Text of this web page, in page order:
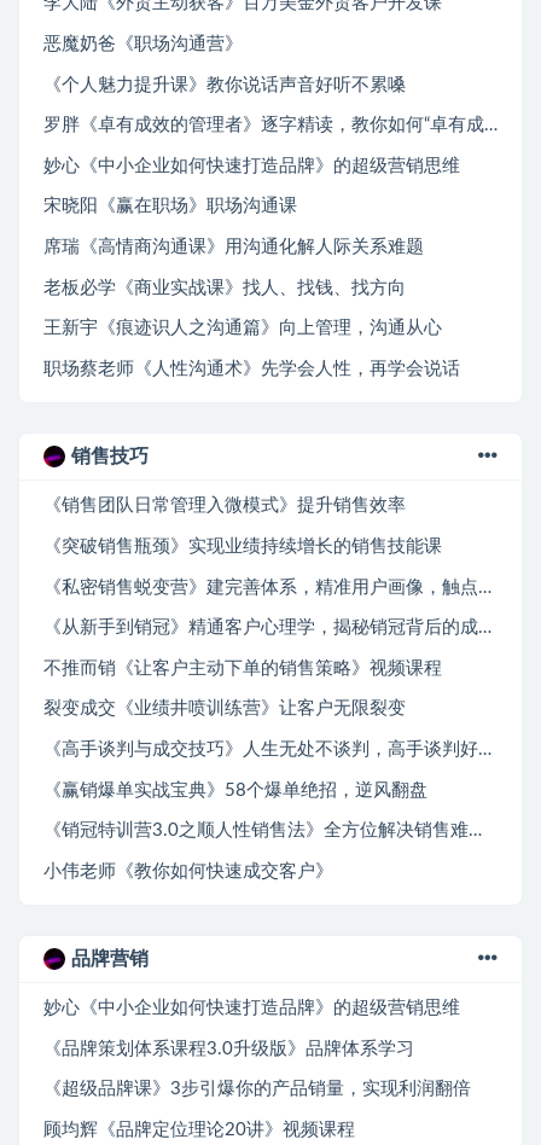
恶魔奶爸《职场沟通营》
《个人魅力提升课》教你说话声音好听不累嗓
罗胖《卓有成效的管理者》逐字精读，教你如何“卓有成效”
妙心《中小企业如何快速打造品牌》的超级营销思维
宋晓阳《赢在职场》职场沟通课
席瑞《高情商沟通课》用沟通化解人际关系难题
老板必学《商业实战课》找人、找钱、找方向
王新宇《痕迹识人之沟通篇》向上管理，沟通从心
职场蔡老师《人性沟通术》先学会人性，再学会说话
销售技巧
《销售团队日常管理入微模式》提升销售效率
《突破销售瓶颈》实现业绩持续增长的销售技能课
《私密销售蜕变营》建完善体系，精准用户画像，触点设计促成交
《从新手到销冠》精通客户心理学，揭秘销冠背后的成交秘籍
不推而销《让客户主动下单的销售策略》视频课程
裂变成交《业绩井喷训练营》让客户无限裂变
《高手谈判与成交技巧》人生无处不谈判，高手谈判好成交
《赢销爆单实战宝典》58个爆单绝招，逆风翻盘
《销冠特训营3.0之顺人性销售法》全方位解决销售难题、可落地执行有结果
小伟老师《教你如何快速成交客户》
品牌营销
妙心《中小企业如何快速打造品牌》的超级营销思维
《品牌策划体系课程3.0升级版》品牌体系学习
《超级品牌课》3步引爆你的产品销量，实现利润翻倍
顾均辉《品牌定位理论20讲》视频课程